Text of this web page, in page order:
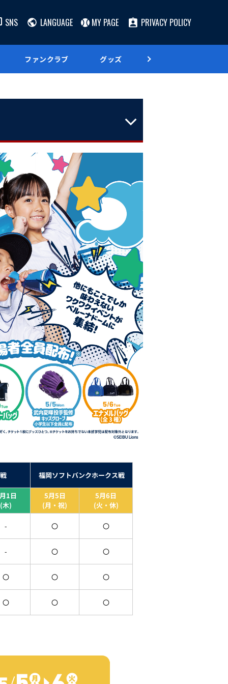
SNS LANGUAGE MY PAGE PRIVACY POLICY
ファンクラブ グッズ
福岡ソフトバンクホークス戦
1日
(木)
5月5日
(月・祝)
5月6日
(火・休)
- 〇 〇
- 〇 〇
〇 〇 〇
〇 〇 〇